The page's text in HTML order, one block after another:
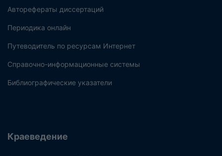
Авторефераты диссертаций
Периодика онлайн
Путеводитель по ресурсам Интернет
Справочно-информационные системы
Библиографические указатели
Краеведение